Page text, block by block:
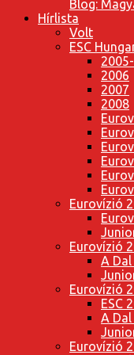
Blog:
Hírlista
Volt
ESC
2006
2007
2008
Eurovízió
Eurovízió
A
Eurovízió
ESC
A
Eurovízió